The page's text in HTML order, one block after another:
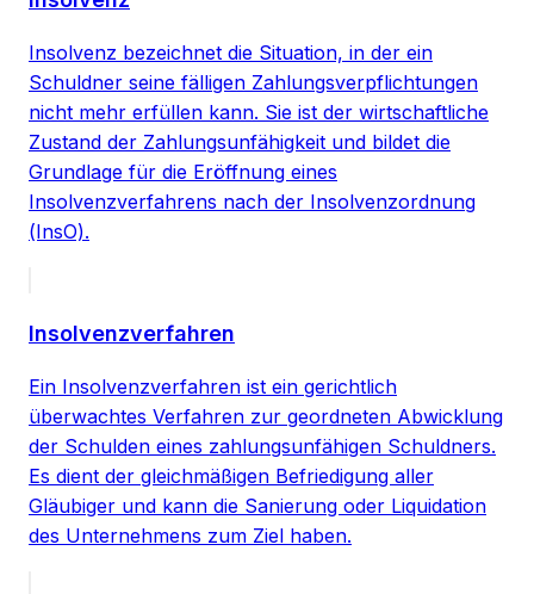
Insolvenz bezeichnet die Situation, in der ein
Schuldner seine fälligen Zahlungsverpflichtungen
nicht mehr erfüllen kann. Sie ist der wirtschaftliche
Zustand der Zahlungsunfähigkeit und bildet die
Grundlage für die Eröffnung eines
Insolvenzverfahrens nach der Insolvenzordnung
(InsO).
Insolvenzverfahren
Ein Insolvenzverfahren ist ein gerichtlich
überwachtes Verfahren zur geordneten Abwicklung
der Schulden eines zahlungsunfähigen Schuldners.
Es dient der gleichmäßigen Befriedigung aller
Gläubiger und kann die Sanierung oder Liquidation
des Unternehmens zum Ziel haben.